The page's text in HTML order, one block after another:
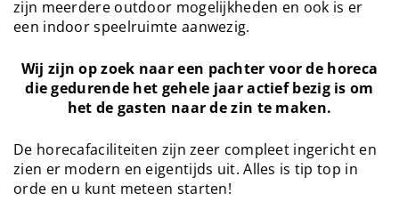
zijn meerdere outdoor mogelijkheden en ook is er
een indoor speelruimte aanwezig.
Wij zijn op zoek naar een pachter voor de horeca
die gedurende het gehele jaar actief bezig is om
het de gasten naar de zin te maken.
De horecafaciliteiten zijn zeer compleet ingericht en
zien er modern en eigentijds uit. Alles is tip top in
orde en u kunt meteen starten!